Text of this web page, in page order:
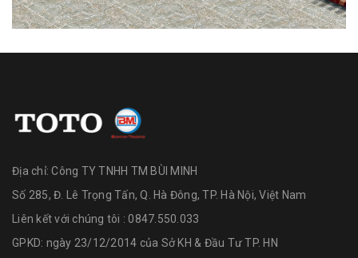
Địa chỉ:Công TY TNHH TM BÙI MINH
Số 285, Đ. Lê Trọng Tấn, Q. Hà Đông, TP. Hà Nội, Việt Nam
Liên kết với chúng tôi : 0847.550.033
GPKD: ngày 23/12/2014 của Sở KH & Đầu Tư TP. HN